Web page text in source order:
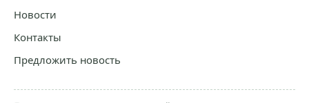
Новости
Контакты
Предложить новость